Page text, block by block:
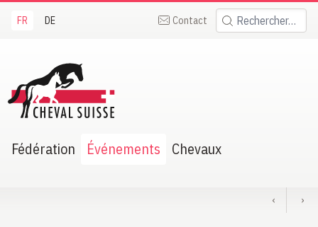
FR DE Contact Rechercher:
Suisse
Fédération Événements Chevaux
‹ ›